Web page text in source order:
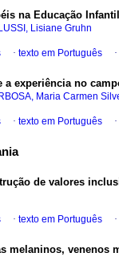
na Educação Infantil
Lisiane Gruhn
· texto em Português ·
a experiência no
Maria Carmen
· texto em Português ·
de valores
· texto em Português ·
melaninos, venenos